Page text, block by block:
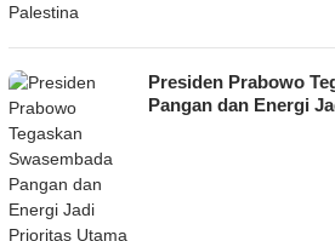
Presiden Prabowo
Pangan dan Energi